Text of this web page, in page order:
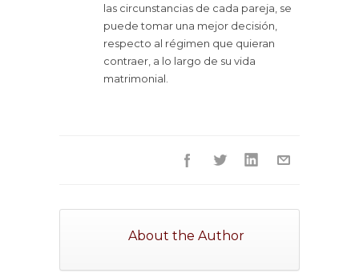
las circunstancias de cada pareja, se
puede tomar una mejor decisión,
respecto al régimen que quieran
contraer, a lo largo de su vida
matrimonial.
About the Author